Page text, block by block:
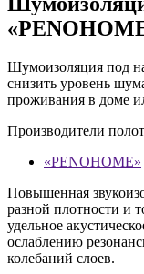
Шумоизоляция под
снизить уровень
проживания в доме
Производители
«PENOHOME»
Повышенная
разной плотности и
удельное
ослаблению
колебаний слоев.